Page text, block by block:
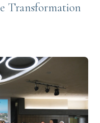
Transformation